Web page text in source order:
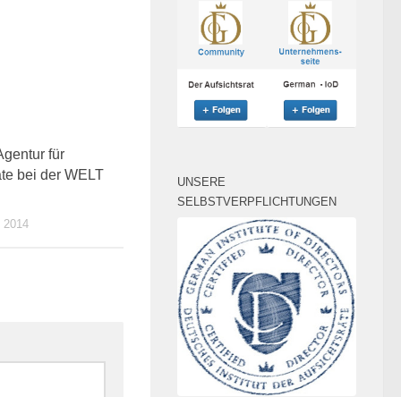
für
bei der WELT
2014
UNSERE
SELBSTVERPFLICHTUNGEN